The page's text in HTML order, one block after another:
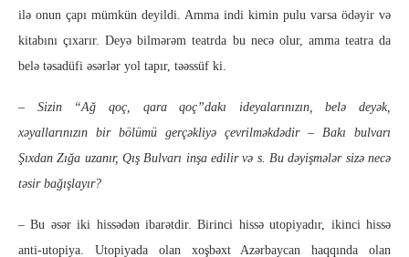
ilə onun çapı mümkün deyildi. Amma indi kimin pulu varsa ödəyir və
kitabını çıxarır. Deyə bilmərəm teatrda bu necə olur, amma teatra da
belə təsadüfi əsərlər yol tapır, təəssüf ki.
– Sizin “Ağ qoç, qara qoç”dakı ideyalarınızın, belə deyək,
xəyallarınızın bir bölümü gerçəkliyə çevrilməkdədir – Bakı bulvarı
Şıxdan Zığa uzanır, Qış Bulvarı inşa edilir və s. Bu dəyişmələr sizə necə
təsir bağışlayır?
– Bu əsər iki hissədən ibarətdir. Birinci hissə utopiyadır, ikinci hissə
anti-utopiya. Utopiyada olan xoşbəxt Azərbaycan haqqında olan